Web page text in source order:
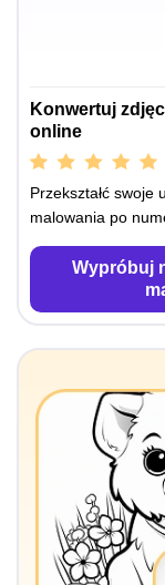
Konwertuj
online
Przekształć swoje
malowania po
Wypróbuj